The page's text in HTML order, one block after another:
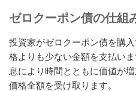
ゼロクーポン債の仕組
投資家がゼロクーポン債を購
格よりも少ない金額を支払い
息により時間とともに価値が
価格全額を受け取ります。